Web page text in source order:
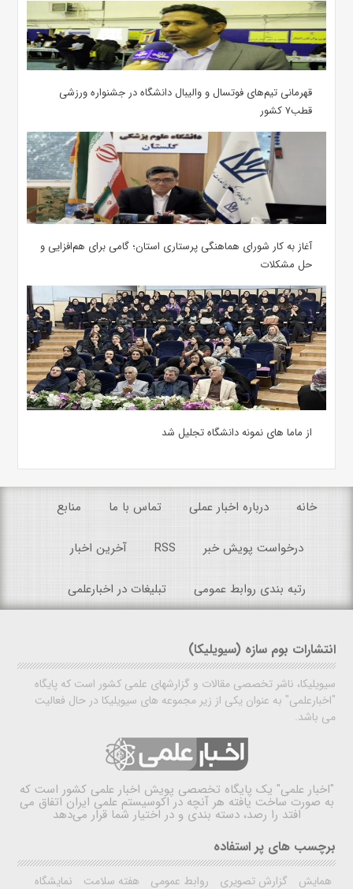
قهرمانی تیم‌های فوتسال و والیبال دانشگاه در جشنواره ورزشی
قطب۷ کشور
آغاز به کار شورای هماهنگی پرستاری استان؛ گامی برای هم‌افزایی و
حل مشکلات
از ماما های نمونه دانشگاه تجلیل شد
خانه درباره اخبار عملی تماس با ما منابع
درخواست پویش خبر RSS آخرین اخبار
رتبه بندی روابط عمومی تبلیغات در اخبارعلمی
انتشارات بوم سازه (سیویلیکا)
سیویلیکا، ناشر تخصصی مقالات و گزارشهای علمی کشور است که پایگاه
"اخبارعلمی" به عنوان یکی از زیر مجموعه های سیویلیکا در حال فعالیت
می باشد.
"اخبار علمی" یک پایگاه تخصصی پویش اخبار علمی کشور است که
به صورت ساخت یافته هر آنچه در اکوسیستم علمی ایران اتفاق می
افتد را رصد، دسته بندی و در اختیار شما قرار می‌دهد
برچسب های پر استفاده
همایش گزارش تصویری روابط عمومی هفته سلامت نمایشگاه